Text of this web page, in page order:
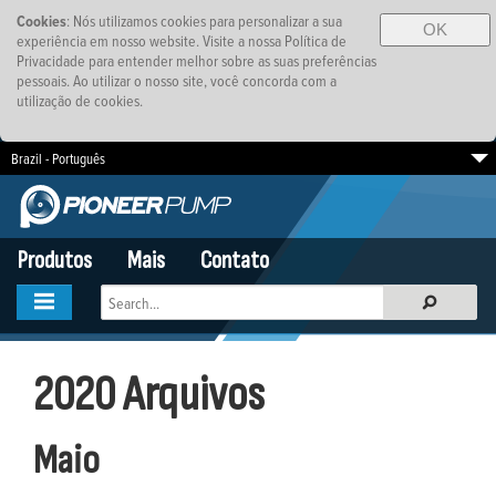
OK
Cookies: Nós utilizamos cookies para personalizar a sua
experiência em nosso website. Visite a nossa Política de
Privacidade para entender melhor sobre as suas preferências
pessoais. Ao utilizar o nosso site, você concorda com a
utilização de cookies.
Brazil - Português
South Africa EMEA SE Asia-Pacific
Produtos Mais Contato
2020 Arquivos
Maio